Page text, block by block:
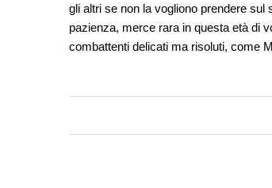
gli altri se non la vogliono prendere
pazienza, merce rara in questa età di
combattenti delicati ma risoluti, come